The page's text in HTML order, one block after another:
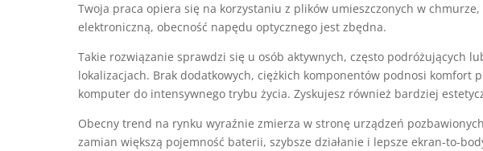
Twoja praca opiera się na korzystaniu z plików umieszczonych w chmurze,
elektroniczną, obecność napędu optycznego jest zbędna.
Takie rozwiązanie sprawdzi się u osób aktywnych, często podróżujących
lokalizacjach. Brak dodatkowych, ciężkich komponentów podnosi komfort
komputer do intensywnego trybu życia. Zyskujesz również bardziej
Obecny trend na rynku wyraźnie zmierza w stronę urządzeń
zamian większą pojemność baterii, szybsze działanie i lepsze ekran-to-